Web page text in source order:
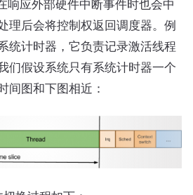
响应外部硬件中断事件时也会中
理后会将控制权返回调度器。例
统计时器，它负责记录激活线程
们假设系统只有系统计时器一个
间图和下图相近：